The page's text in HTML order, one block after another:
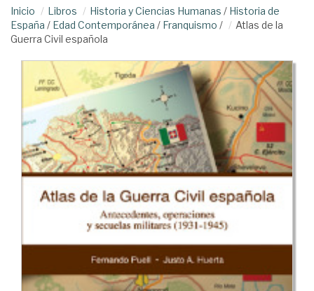
Inicio Libros Historia y Ciencias Humanas / Historia de
España / Edad Contemporánea / Franquismo /
Atlas de la
Guerra Civil española